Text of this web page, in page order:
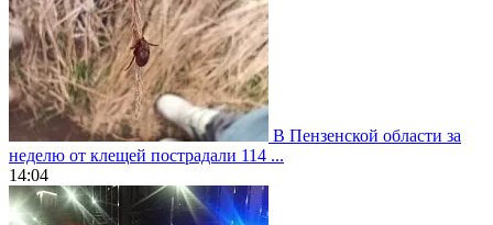
В Пензенской области за
неделю от клещей пострадали 114 ...
14:04